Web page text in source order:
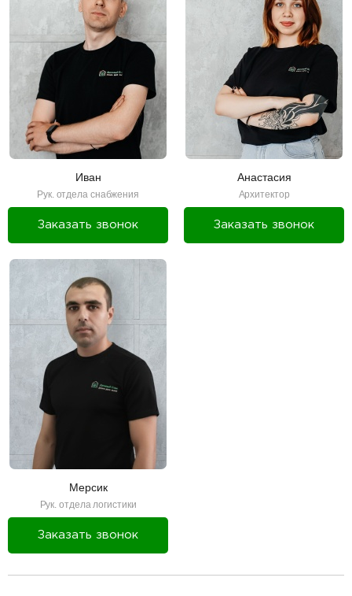
Иван
Рук. отдела снабжения
Заказать звонок
Анастасия
Архитектор
Заказать звонок
Мерсик
Рук. отдела логистики
Заказать звонок